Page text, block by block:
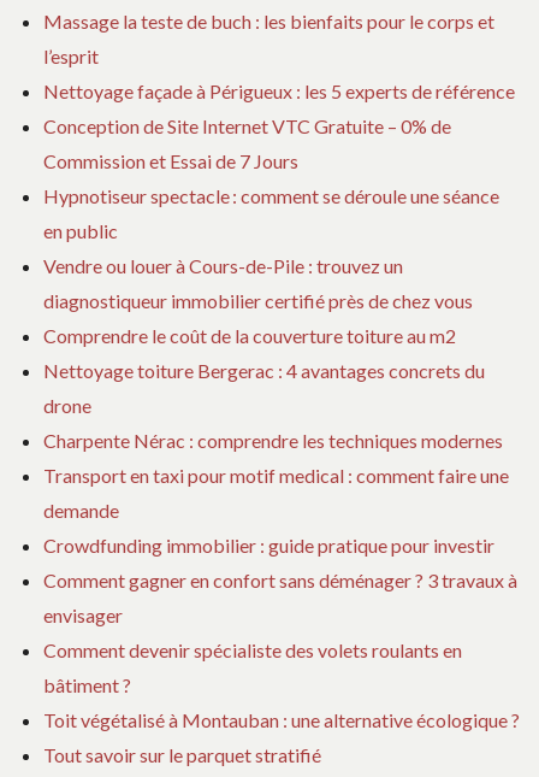
Massage la teste de buch : les bienfaits pour le corps et
l’esprit
Nettoyage façade à Périgueux : les 5 experts de référence
Conception de Site Internet VTC Gratuite – 0% de
Commission et Essai de 7 Jours
Hypnotiseur spectacle : comment se déroule une séance
en public
Vendre ou louer à Cours-de-Pile : trouvez un
diagnostiqueur immobilier certifié près de chez vous
Comprendre le coût de la couverture toiture au m2
Nettoyage toiture Bergerac : 4 avantages concrets du
drone
Charpente Nérac : comprendre les techniques modernes
Transport en taxi pour motif medical : comment faire une
demande
Crowdfunding immobilier : guide pratique pour investir
Comment gagner en confort sans déménager ? 3 travaux à
envisager
Comment devenir spécialiste des volets roulants en
bâtiment ?
Toit végétalisé à Montauban : une alternative écologique ?
Tout savoir sur le parquet stratifié